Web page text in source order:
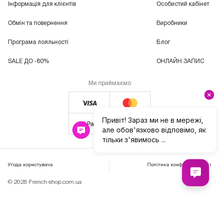
Інформація для клієнтів
Обмін та повернення
Програма лояльності
SALE ДО -80%
Особистий кабінет
Виробники
Блог
ОНЛАЙН ЗАПИС
Ми приймаємо
© 2026 French-shop.com.ua
Угода користувача Політика конфіденційності